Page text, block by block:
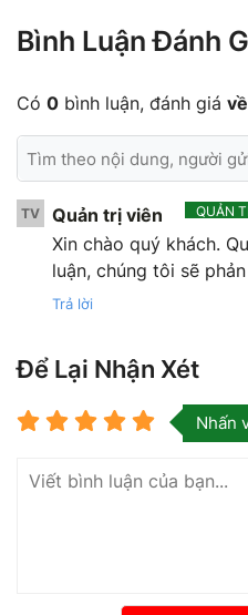
Bình Luận Đánh
Có 0 bình luận, đánh giá
TV Quản trị viên QUẢN
Xin chào quý khách.
luận, chúng tôi sẽ
Trả lời
Để Lại Nhận Xét
Nhấn